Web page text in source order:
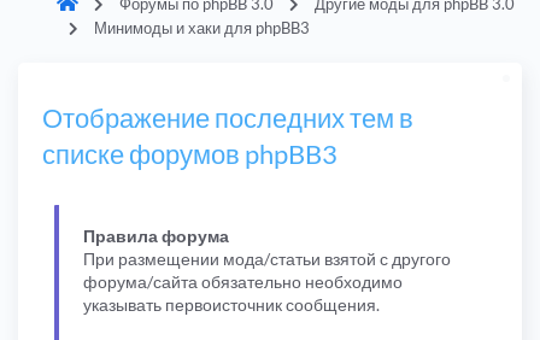
Минимоды и хаки для phpBB3
Отображение последних тем в
списке форумов phpBB3
Правила форума
При размещении мода/статьи взятой с другого
форума/сайта обязательно необходимо
указывать первоисточник сообщения.